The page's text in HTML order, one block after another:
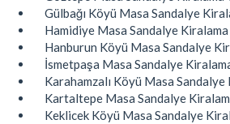
Gülbağı Köyü Masa Sandalye
Hamidiye Masa Sandalye
Hanburun Köyü Masa Sandalye
İsmetpaşa Masa Sandalye
Karahamzalı Köyü Masa
Kartaltepe Masa Sandalye
Keklicek Köyü Masa Sandalye